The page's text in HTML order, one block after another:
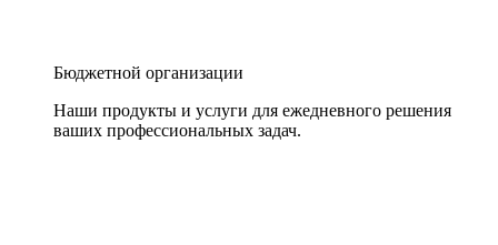
Бюджетной организации
Наши продукты и услуги для ежедневного решения
ваших профессиональных задач.